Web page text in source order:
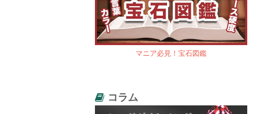
マニア必見！宝石図鑑
コラム